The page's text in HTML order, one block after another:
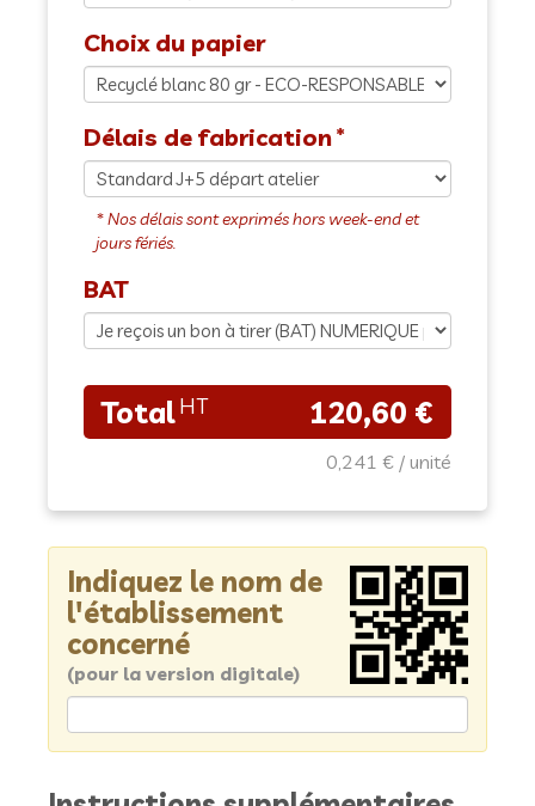
Choix du papier
Délais de fabrication
BAT
120,60 €
0,241 €
Indiquez le nom de
l'établissement
concerné
(pour la version digitale)